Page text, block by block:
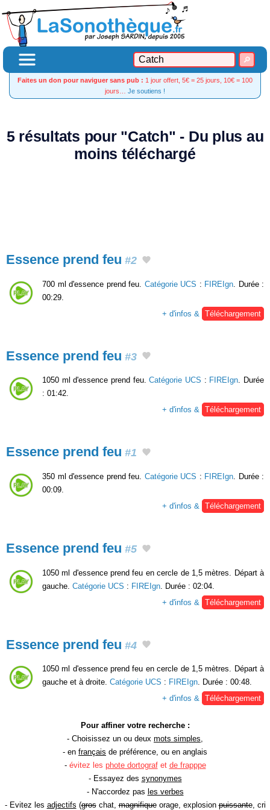
Faites un don pour naviguer sans pub : 1 jour offert, 5€ = 25 jours, 10€ = 100
jours… Je soutiens !
5 résultats pour "Catch" - Du plus au
moins téléchargé
Essence prend feu #2
700 ml d'essence prend feu. Catégorie UCS : FIREIgn . Durée :
00:29.
+ d'infos &
Téléchargement
Essence prend feu #3
1050 ml d'essence prend feu.Catégorie UCS : FIREIgn. Durée
: 01:42.
+ d'infos & Téléchargement
Essence prend feu #1
350 ml d'essence prend feu. Catégorie UCS : FIREIgn . Durée :
00:09.
+ d'infos &
Téléchargement
Essence prend feu #5
1050 ml d'essence prend feu en cercle de 1,5 mètres. Départ à
gauche. Catégorie UCS : FIREIgn . Durée : 02:04.
+ d'infos &
Téléchargement
Essence prend feu #4
1050 ml d'essence prend feu en cercle de 1,5 mètres. Départ à
gauche et à droite. Catégorie UCS : FIREIgn. Durée : 00:48.
+ d'infos & Téléchargement
Pour affiner votre recherche :
- Choisissez un ou deux mots simples,
- en français de préférence, ou en anglais
- évitez les phote dortografet de frapppe
- Essayez des synonymes
- N'accordez pas les verbes
- Evitez les adjectifs (groschat,magnifiqueorage, explosionpuissante, cri